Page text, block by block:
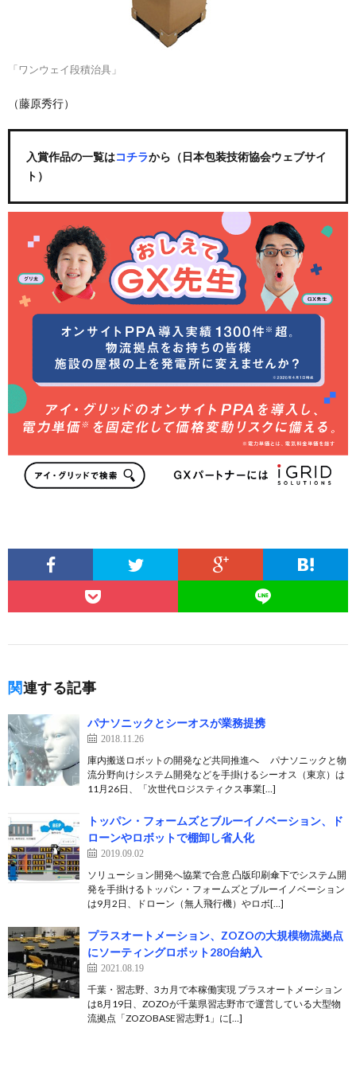
「ワンウェイ段積治具」
（藤原秀行）
入賞作品の一覧はコチラから（日本包装技術協会ウェブサイ
ト）
関連する記事
パナソニックとシーオスが業務提携
2018.11.26
庫内搬送ロボットの開発など共同推進へ パナソニックと物
流分野向けシステム開発などを手掛けるシーオス（東京）は
11月26日、「次世代ロジスティクス事業[…]
トッパン・フォームズとブルーイノベーション、ド
ローンやロボットで棚卸し省人化
2019.09.02
ソリューション開発へ協業で合意 凸版印刷傘下でシステム開
発を手掛けるトッパン・フォームズとブルーイノベーション
は9月2日、ドローン（無人飛行機）やロボ[…]
プラスオートメーション、ZOZOの大規模物流拠点
にソーティングロボット280台納入
2021.08.19
千葉・習志野、3カ月で本稼働実現 プラスオートメーション
は8月19日、ZOZOが千葉県習志野市で運営している大型物
流拠点「ZOZOBASE習志野1」に[…]